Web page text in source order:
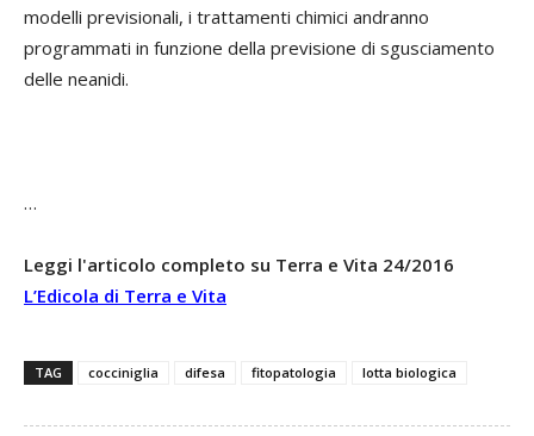
modelli previsionali, i trattamenti chimici andranno
programmati in funzione della previsione di sgusciamento
delle neanidi.
…
Leggi l'articolo completo su Terra e Vita 24/2016
L’Edicola di Terra e Vita
TAG cocciniglia difesa fitopatologia lotta biologica